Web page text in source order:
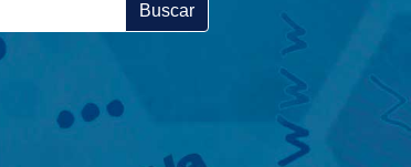
Buscar